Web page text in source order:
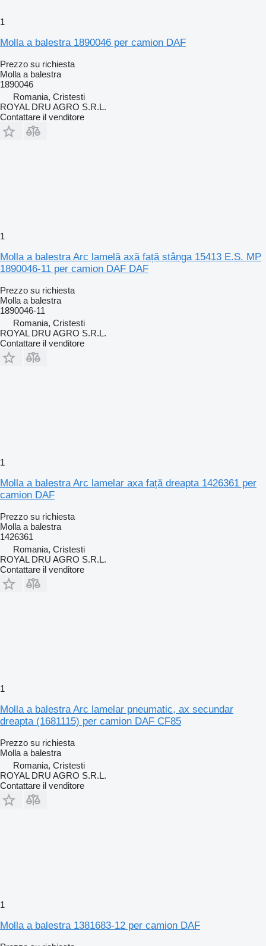
1
Molla a balestra 1890046 per camion DAF
Prezzo su richiesta
Molla a balestra
1890046
Romania, Cristesti
ROYAL DRU AGRO S.R.L.
Contattare il venditore
1
Molla a balestra Arc lamelă axă față stânga 15413 E.S. MP
1890046-11 per camion DAF DAF
Prezzo su richiesta
Molla a balestra
1890046-11
Romania, Cristesti
ROYAL DRU AGRO S.R.L.
Contattare il venditore
1
Molla a balestra Arc lamelar axa față dreapta 1426361 per
camion DAF
Prezzo su richiesta
Molla a balestra
1426361
Romania, Cristesti
ROYAL DRU AGRO S.R.L.
Contattare il venditore
1
Molla a balestra Arc lamelar pneumatic, ax secundar
dreapta (1681115) per camion DAF CF85
Prezzo su richiesta
Molla a balestra
Romania, Cristesti
ROYAL DRU AGRO S.R.L.
Contattare il venditore
1
Molla a balestra 1381683-12 per camion DAF